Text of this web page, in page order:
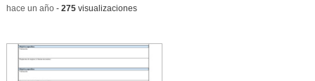
-hace un año- 275visualizaciones